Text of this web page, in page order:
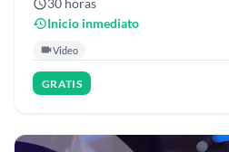
Inicio inmediato
Video
GRATIS